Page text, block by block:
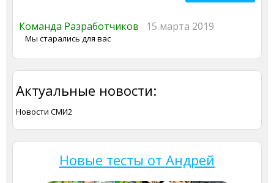
Команда Разработчиков 15 марта 2019
Мы старались для вас
Актуальные новости:
Новости СМИ2
Новые тесты от Андрей